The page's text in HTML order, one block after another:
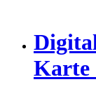
Karte